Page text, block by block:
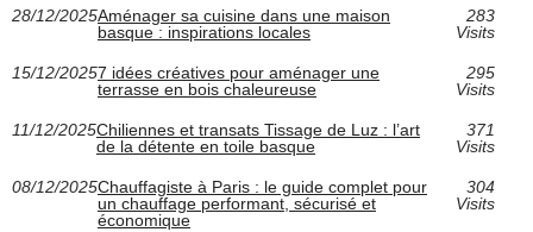
28/12/2025Aménager sa cuisine dans une maison
basque : inspirations locales
283
Visits
15/12/20257 idées créatives pour aménager une
terrasse en bois chaleureuse
295
Visits
11/12/2025Chiliennes et transats Tissage de Luz : l’art
de la détente en toile basque
371
Visits
08/12/2025Chauffagiste à Paris : le guide complet pour
un chauffage performant, sécurisé et
économique
304
Visits